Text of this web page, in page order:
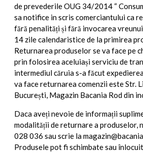
de prevederile OUG 34/2014 “
sa notifice in scris comerciantului ca
fără penalități și fără invocarea
14 zile calendaristice de la primirea
Returnarea produselor se va face pe
prin folosirea aceluiași serviciu de
intermediul căruia s-a făcut
va face returnarea comenzii este Str.
București, Magazin Bacania Rod din
Daca aveți nevoie de informații
modalității de returnare a produselor,
028 036 sau scrie la
Produsele pot fi schimbate sau